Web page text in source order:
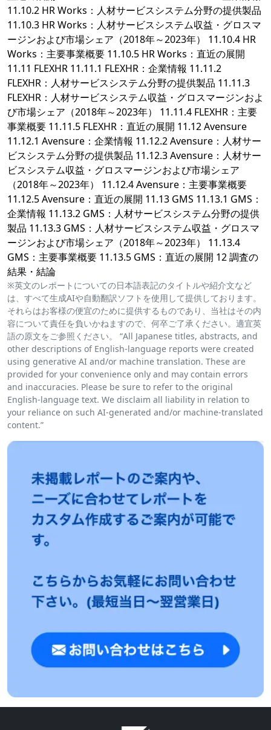
11.10.2 HR Works：人材サービスシステム分野の提供製品
11.10.3 HR Works：人材サービスシステム収益・グロスマ
ージンおよび市場シェア（2018年～2023年） 11.10.4 HR
Works：主要事業概要 11.10.5 HR Works：直近の展開
11.11 FLEXHR 11.11.1 FLEXHR：企業情報 11.11.2
FLEXHR：人材サービスシステム分野の提供製品 11.11.3
FLEXHR：人材サービスシステム収益・グロスマージンおよ
び市場シェア（2018年～2023年） 11.11.4 FLEXHR：主要
事業概要 11.11.5 FLEXHR：直近の展開 11.12 Avensure
11.12.1 Avensure：企業情報 11.12.2 Avensure：人材サー
ビスシステム分野の提供製品 11.12.3 Avensure：人材サー
ビスシステム収益・グロスマージンおよび市場シェア
（2018年～2023年） 11.12.4 Avensure：主要事業概要
11.12.5 Avensure：直近の展開 11.13 GMS 11.13.1 GMS：
企業情報 11.13.2 GMS：人材サービスシステム分野の提供
製品 11.13.3 GMS：人材サービスシステム収益・グロスマ
ージンおよび市場シェア（2018年～2023年） 11.13.4
GMS：主要事業概要 11.13.5 GMS：直近の展開 12 調査の
結果・結論
※英文のレポートについての日本語表記のタイトルや紹介文など
は、すべて生成AIや自動翻訳ソフトを使用して提供しております。
それらはお客様の便宜のために提供するものであり、当社はその内
容について責任を負いかねますので、何卒ご了承ください。適宜英
語の原文をご参照ください。 “All Japanese titles, abstracts, and
other descriptions of English-language reports were created
using generative AI and/or machine translation. These are
provided for your convenience only and may contain errors
and inaccuracies. Please be sure to refer to the original
English-language text. We disclaim all liability in relation to
your reliance on such AI-generated and/or machine-translated
content.”